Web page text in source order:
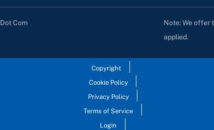
Com Note: We offer
applied.
Copyright
Cookie Policy
Privacy Policy
Terms of Service
Login